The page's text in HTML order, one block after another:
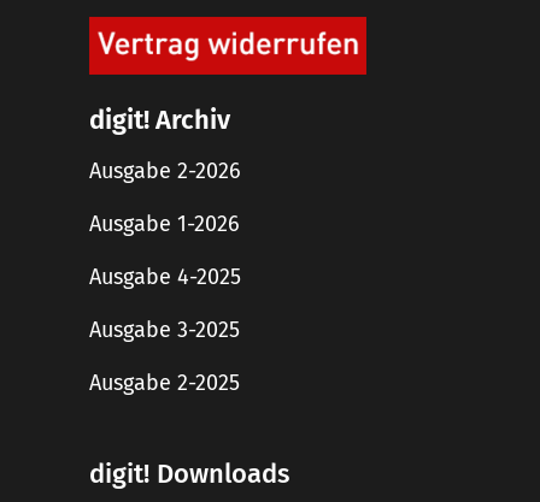
digit! Archiv
Ausgabe 2-2026
Ausgabe 1-2026
Ausgabe 4-2025
Ausgabe 3-2025
Ausgabe 2-2025
digit! Downloads